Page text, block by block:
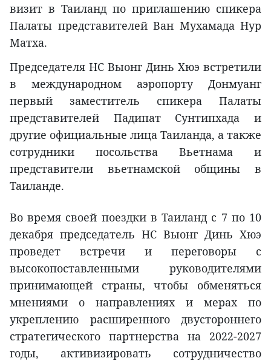
визит в Таиланд по приглашению спикера
Палаты представителей Ван Мухамада Нур
Матха.
Председателя НС Выонг Динь Хюэ встретили
в международном аэропорту Донмуанг
первый заместитель спикера Палаты
представителей Падипат Сунтипхада и
другие официальные лица Таиланда, а также
сотрудники посольства Вьетнама и
представители вьетнамской общины в
Таиланде.
Во время своей поездки в Таиланд с 7 по 10
декабря председатель НС Выонг Динь Хюэ
проведет встречи и переговоры с
высокопоставленными руководителями
принимающей страны, чтобы обменяться
мнениями о направлениях и мерах по
укреплению расширенного двустороннего
стратегического партнерства на 2022-2027
годы, активизировать сотрудничество